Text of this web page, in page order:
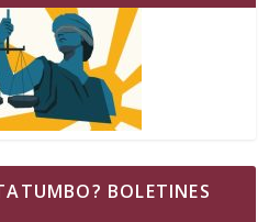
BOLETINES